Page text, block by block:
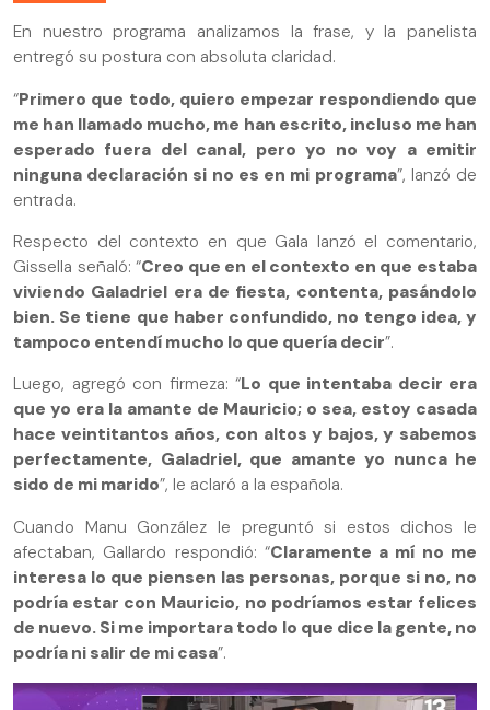
En nuestro programa analizamos la frase, y la panelista
entregó su postura con absoluta claridad.
“Primero que todo, quiero empezar respondiendo que
me han llamado mucho, me han escrito, incluso me han
esperado fuera del canal, pero yo no voy a emitir
ninguna declaración si no es en mi programa”, lanzó de
entrada.
Respecto del contexto en que Gala lanzó el comentario,
Gissella señaló: “Creo que en el contexto en que estaba
viviendo Galadriel era de fiesta, contenta, pasándolo
bien. Se tiene que haber confundido, no tengo idea, y
tampoco entendí mucho lo que quería decir”.
Luego, agregó con firmeza: “Lo que intentaba decir era
que yo era la amante de Mauricio; o sea, estoy casada
hace veintitantos años, con altos y bajos, y sabemos
perfectamente, Galadriel, que amante yo nunca he
sido de mi marido”, le aclaró a la española.
Cuando Manu González le preguntó si estos dichos le
afectaban, Gallardo respondió: “Claramente a mí no me
interesa lo que piensen las personas, porque si no, no
podría estar con Mauricio, no podríamos estar felices
de nuevo. Si me importara todo lo que dice la gente, no
podría ni salir de mi casa”.